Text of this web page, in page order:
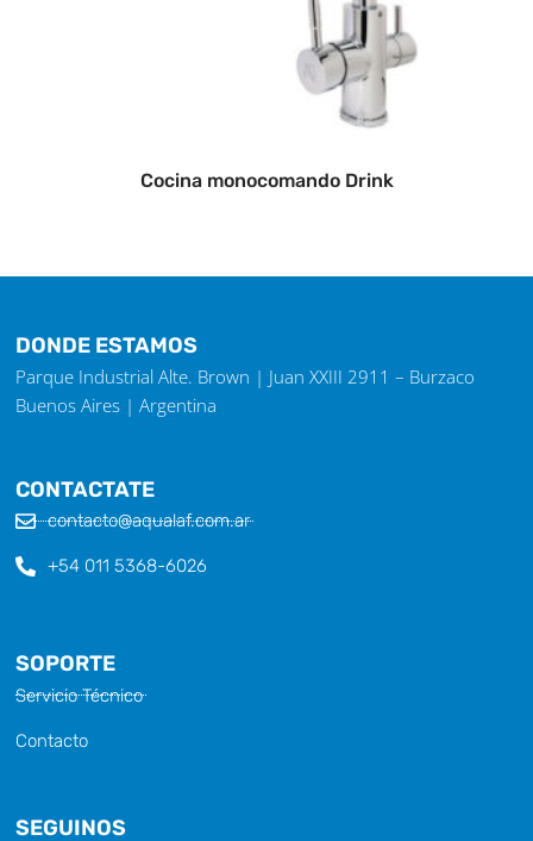
Cocina monocomando Drink
DONDE ESTAMOS
Parque Industrial Alte. Brown | Juan XXIII 2911 – Burzaco
Buenos Aires | Argentina
CONTACTATE
contacto@aqualaf.com.ar
+54 011 5368-6026
SOPORTE
Servicio Técnico
Contacto
SEGUINOS